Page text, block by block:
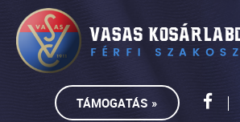
TÁMOGATÁS »